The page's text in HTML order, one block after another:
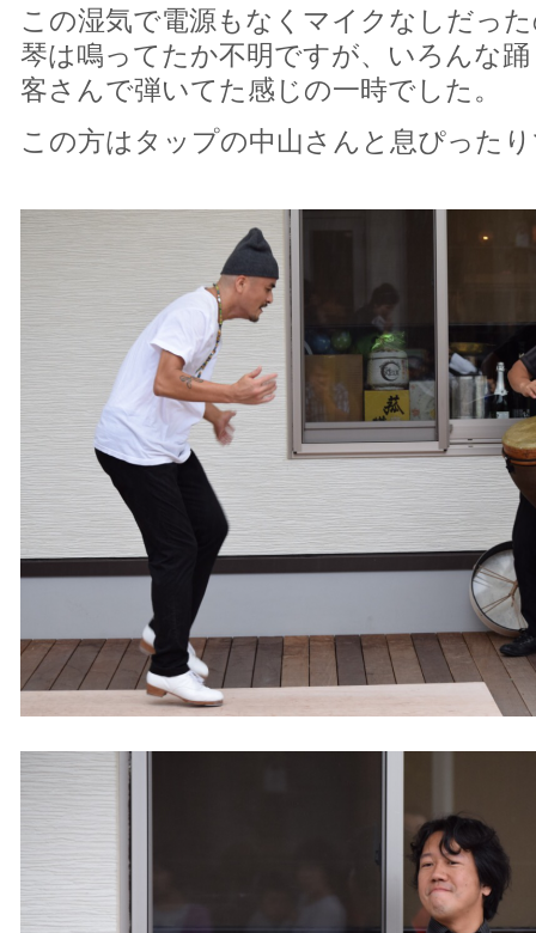
この湿気で電源もなくマイクなしだっ
琴は鳴ってたか不明ですが、いろんな
客さんで弾いてた感じの一時でした。
この方はタップの中山さんと息ぴった